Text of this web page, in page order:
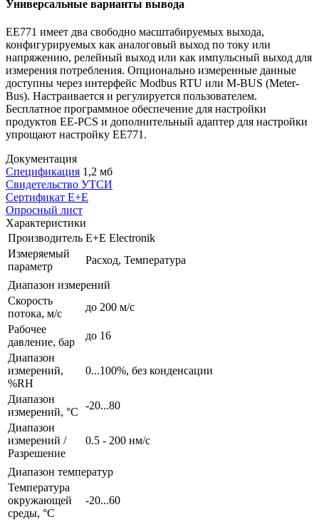
Универсальные варианты вывода
EE771 имеет два свободно масштабируемых выхода,
конфигурируемых как аналоговый выход по току или
напряжению, релейный выход или как импульсный выход для
измерения потребления. Опционально измеренные данные
доступны через интерфейс Modbus RTU или M-BUS (Meter-
Bus). Настраивается и регулируется пользователем.
Бесплатное программное обеспечение для настройки
продуктов EE-PCS и дополнительный адаптер для настройки
упрощают настройку EE771.
Документация
Спецификация 1,2 мб
Свидетельство УТСИ
Сертификат E+E
Опросный лист
Характеристики
Производитель E+E Electronik
Измеряемый
параметр
Расход, Температура
Диапазон измерений
Cкорость
потока, м/c
до 200 м/с
Рабочее
давление, бар
до 16
Диапазон
измерений,
%RH
0...100%, без конденсации
Диапазон
измерений, °С
-20...80
Диапазон
измерений /
Разрешение
0.5 - 200 нм/с
Диапазон температур
Температура
окружающей
среды, °С
-20...60